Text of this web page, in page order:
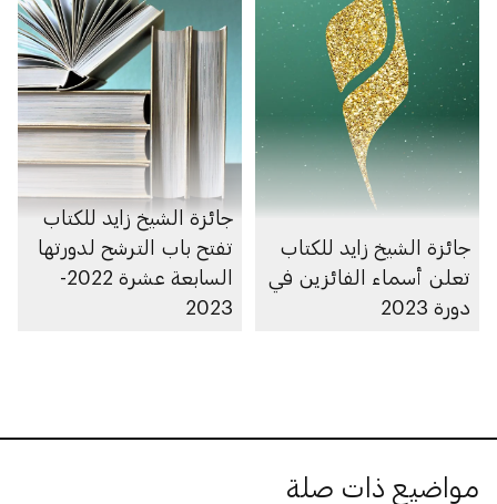
جائزة الشيخ زايد للكتاب
تعلن أسماء الفائزين في
دورة 2023
جائزة الشيخ زايد للكتاب
تفتح باب الترشح لدورتها
السابعة عشرة 2022-
2023
مواضيع ذات صلة